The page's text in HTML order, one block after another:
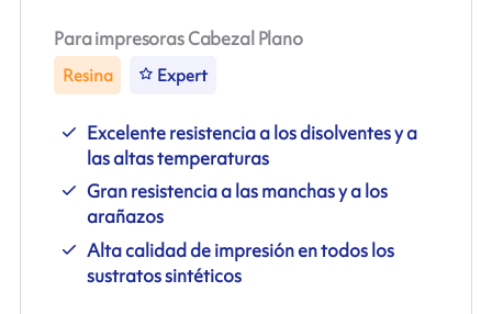
Para impresoras Cabezal Plano
Resina Expert
Excelente resistencia a los disolventes y a
las altas temperaturas
Gran resistencia a las manchas y a los
arañazos
Alta calidad de impresión en todos los
sustratos sintéticos